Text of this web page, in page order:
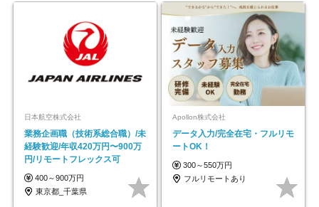
日本航空株式会社
業務企画職（技術系総合職）/未
経験歓迎/年収420万円〜900万
円/リモートフレックス可
400～900万円
東京都_千葉県
Apollon株式会社
データ入力/完全在宅・フルリモ
ートOK！
300～550万円
フルリモートあり